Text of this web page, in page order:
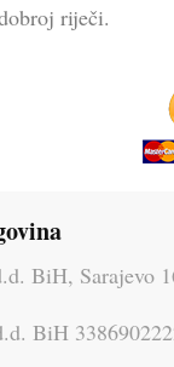
riječi.
BiH, Sarajevo
BiH